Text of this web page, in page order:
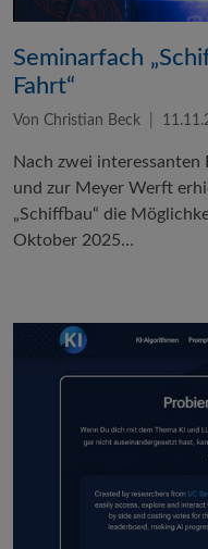
Seminarfach
Fahrt“
Von Christian Beck
Nach zwei interessanten
und zur Meyer Werft
„Schiffbau“ die
Oktober 2025…